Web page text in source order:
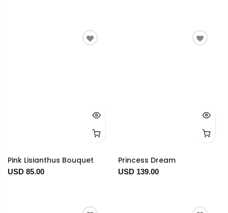
Pink Lisianthus Bouquet
USD 85.00
Princess Dream
USD 139.00